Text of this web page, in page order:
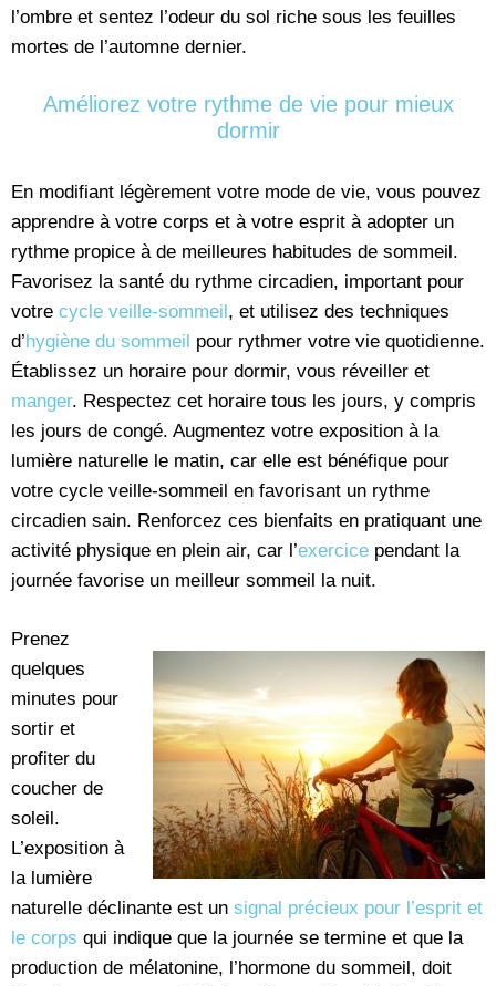
l’ombre et sentez l’odeur du sol riche sous les feuilles
mortes de l’automne dernier.
Améliorez votre rythme de vie pour mieux
dormir
En modifiant légèrement votre mode de vie, vous pouvez
apprendre à votre corps et à votre esprit à adopter un
rythme propice à de meilleures habitudes de sommeil.
Favorisez la santé du rythme circadien, important pour
votre cycle veille-sommeil, et utilisez des techniques
d’hygiène du sommeil pour rythmer votre vie quotidienne.
Établissez un horaire pour dormir, vous réveiller et
manger. Respectez cet horaire tous les jours, y compris
les jours de congé. Augmentez votre exposition à la
lumière naturelle le matin, car elle est bénéfique pour
votre cycle veille-sommeil en favorisant un rythme
circadien sain. Renforcez ces bienfaits en pratiquant une
activité physique en plein air, car l’exercice pendant la
journée favorise un meilleur sommeil la nuit.
Prenez
quelques
minutes pour
sortir et
profiter du
coucher de
soleil.
L’exposition à
la lumière
naturelle déclinante est un signal précieux pour l’esprit et
le corps qui indique que la journée se termine et que la
production de mélatonine, l’hormone du sommeil, doit